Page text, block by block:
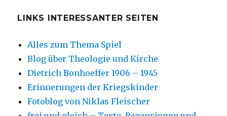
LINKS INTERESSANTER SEITEN
Alles zum Thema Spiel
Blog über Theologie und Kirche
Dietrich Bonhoeffer 1906 – 1945
Erinnerungen der Kriegskinder
Fotoblog von Niklas Fleischer